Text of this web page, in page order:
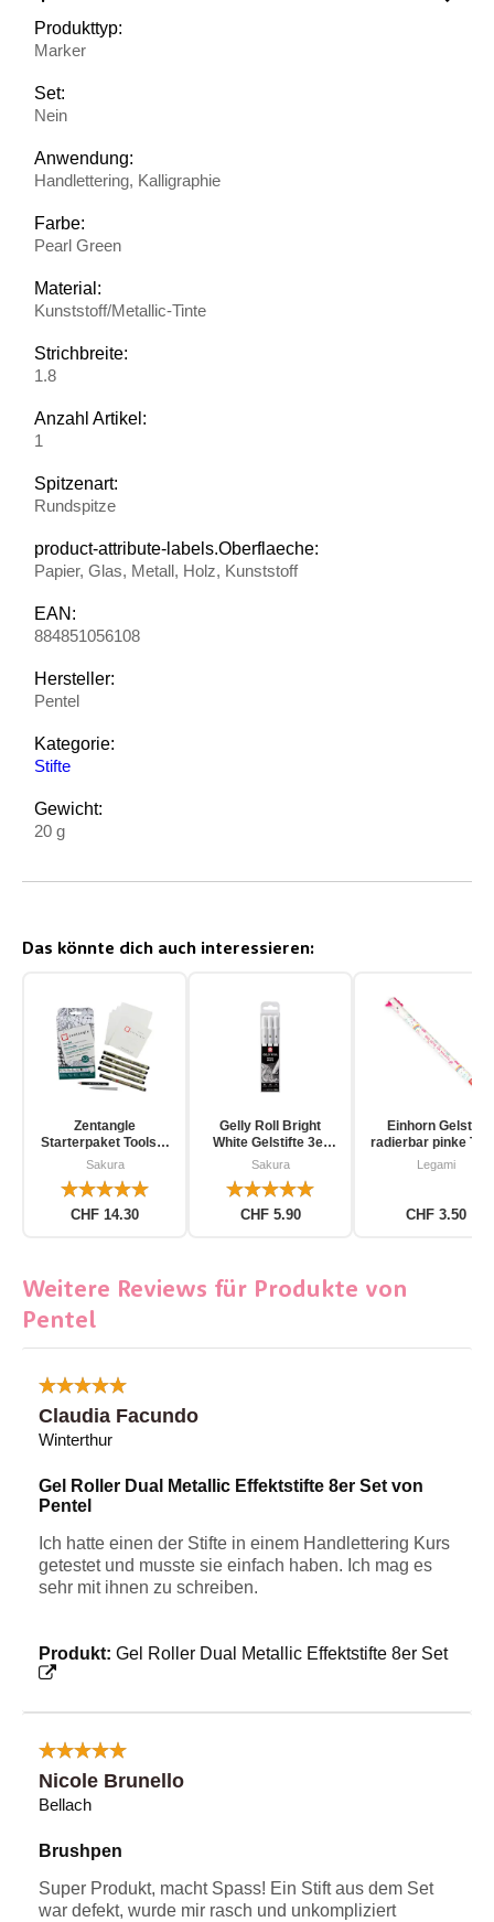
Produkttyp:
Marker
Set:
Nein
Anwendung:
Handlettering, Kalligraphie
Farbe:
Pearl Green
Material:
Kunststoff/Metallic-Tinte
Strichbreite:
1.8
Anzahl Artikel:
1
Spitzenart:
Rundspitze
product-attribute-labels.Oberflaeche:
Papier, Glas, Metall, Holz, Kunststoff
EAN:
884851056108
Hersteller:
Pentel
Kategorie:
Stifte
Gewicht:
20 g
Das könnte dich auch interessieren:
Zentangle
Starterpaket Toolset
für Einsteiger 12-
Sakura
CHF 14.30
Gelly Roll Bright
White Gelstifte 3er
Pack
Sakura
CHF 5.90
Einhorn Gelstift
radierbar pinke
Legami
CHF 3.50
Weitere Reviews für Produkte von
Pentel
Claudia Facundo
Winterthur
Gel Roller Dual Metallic Effektstifte 8er Set von
Pentel
Ich hatte einen der Stifte in einem Handlettering Kurs
getestet und musste sie einfach haben. Ich mag es
sehr mit ihnen zu schreiben.
Produkt: Gel Roller Dual Metallic Effektstifte 8er Set
Nicole Brunello
Bellach
Brushpen
Super Produkt, macht Spass! Ein Stift aus dem Set
war defekt, wurde mir rasch und unkompliziert